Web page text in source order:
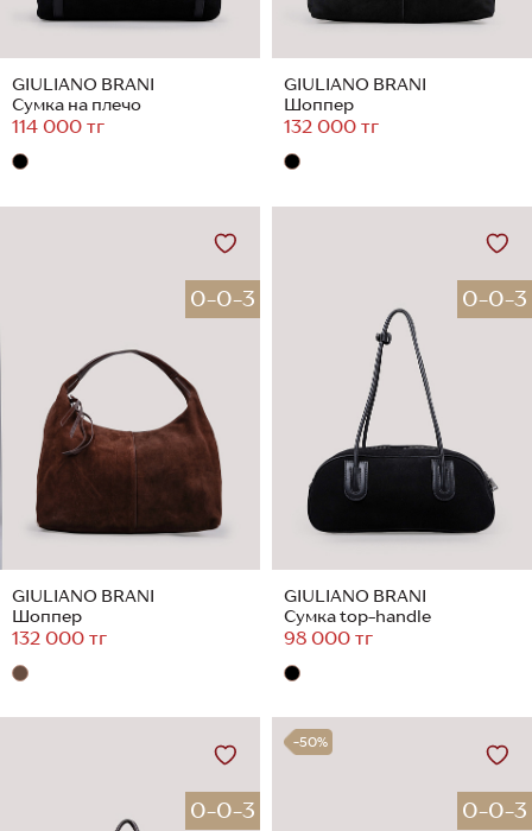
GIULIANO BRANI
Сумка на плечо
114 000 тг
GIULIANO BRANI
Шоппер
132 000 тг
0-0-3
GIULIANO BRANI
Шоппер
132 000 тг
0-0-3
GIULIANO BRANI
Сумка top-handle
98 000 тг
0-0-3
-50%
0-0-3